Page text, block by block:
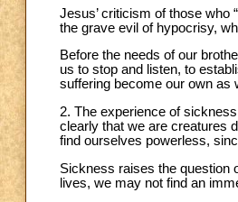
Jesus’ criticism of those who
the grave evil of hypocrisy,
Before the needs of our
us to stop and listen, to
suffering become our own as
2. The experience of
clearly that we are creatures
find ourselves powerless,
Sickness raises the question
lives, we may not find an